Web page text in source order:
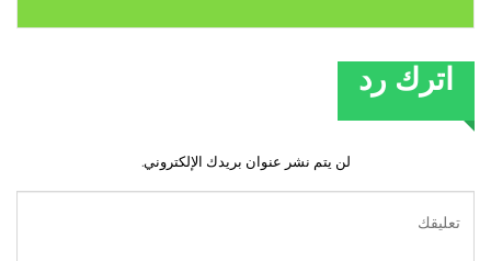
اترك رد
لن يتم نشر عنوان بريدك الإلكتروني.